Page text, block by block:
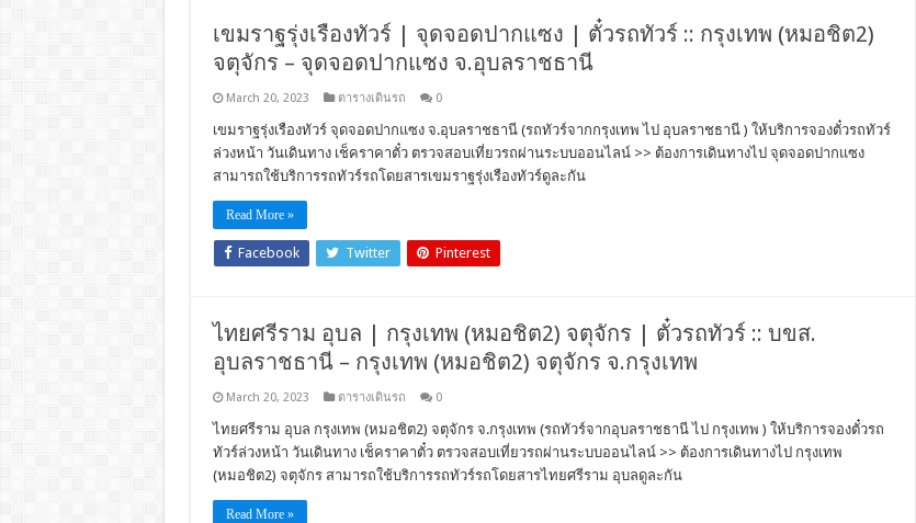
เขมราฐรุ่งเรืองทัวร์ | จุดจอดปากแซง | ตั๋วรถทัวร์ :: กรุงเทพ (หมอชิต2)
จตุจักร – จุดจอดปากแซง จ.อุบลราชธานี
March 20, 2023 ตารางเดินรถ 0
เขมราฐรุ่งเรืองทัวร์ จุดจอดปากแซง จ.อุบลราชธานี (รถทัวร์จากกรุงเทพ ไป อุบลราชธานี ) ให้บริการจองตั๋วรถทัวร์
ล่วงหน้า วันเดินทาง เช็คราคาตั๋ว ตรวจสอบเที่ยวรถผ่านระบบออนไลน์ >> ต้องการเดินทางไป จุดจอดปากแซง
สามารถใช้บริการรถทัวร์รถโดยสารเขมราฐรุ่งเรืองทัวร์ดูละกัน
Read More »
Facebook Twitter Pinterest
ไทยศรีราม อุบล | กรุงเทพ (หมอชิต2) จตุจักร | ตั๋วรถทัวร์ :: บขส.
อุบลราชธานี – กรุงเทพ (หมอชิต2) จตุจักร จ.กรุงเทพ
March 20, 2023 ตารางเดินรถ 0
ไทยศรีราม อุบล กรุงเทพ (หมอชิต2) จตุจักร จ.กรุงเทพ (รถทัวร์จากอุบลราชธานี ไป กรุงเทพ ) ให้บริการจองตั๋วรถ
ทัวร์ล่วงหน้า วันเดินทาง เช็คราคาตั๋ว ตรวจสอบเที่ยวรถผ่านระบบออนไลน์ >> ต้องการเดินทางไป กรุงเทพ
(หมอชิต2) จตุจักร สามารถใช้บริการรถทัวร์รถโดยสารไทยศรีราม อุบลดูละกัน
Read More »